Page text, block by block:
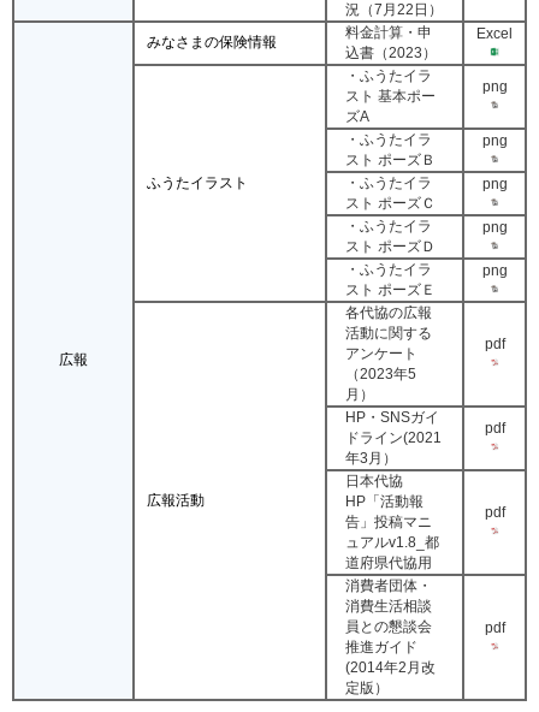
況（7月22日）
広報
みなさまの保険情報
料金計算・申
込書（2023）
Excel
ふうたイラスト
・ふうたイラ
スト 基本ポー
ズA
png
・ふうたイラ
スト ポーズＢ
png
・ふうたイラ
スト ポーズＣ
png
・ふうたイラ
スト ポーズＤ
png
・ふうたイラ
スト ポーズＥ
png
広報活動
各代協の広報
活動に関する
アンケート
（2023年5
月）
pdf
HP・SNSガイ
ドライン(2021
年3月）
pdf
日本代協
HP「活動報
告」投稿マニ
ュアルv1.8_都
道府県代協用
pdf
消費者団体・
消費生活相談
員との懇談会
推進ガイド
(2014年2月改
定版）
pdf